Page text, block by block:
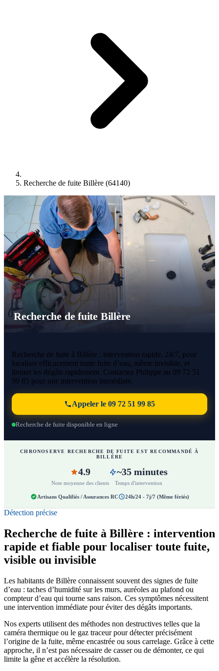
Recherche de fuite Billère (64140)
Recherche de fuite Billère
Recherche de fuite à Billère : intervention rapide, 24/7, pour
localiser efficacement toute fuite d’eau, même invisible, et
limiter les dégâts rapidement. Contactez Philippe au 09 72 51
99 85 pour une intervention immédiate.
Appeler le 09 72 51 99 85
Recherche de fuite disponible en ligne
CHRONOSERVE RECHERCHE DE FUITE EST RECOMMANDÉ À
BILLÈRE
4.9
Note moyenne des clients
~35 minutes
Temps d'intervention
Artisans Qualifiés / Assurances RC 24h/24 - 7j/7 (Même fériés)
Détection précise
Recherche de fuite à Billère : intervention
rapide et fiable pour localiser toute fuite,
visible ou invisible
Les habitants de Billère connaissent souvent des signes de fuite
d’eau : taches d’humidité sur les murs, auréoles au plafond ou
compteur d’eau qui tourne sans raison. Ces symptômes nécessitent
une intervention immédiate pour éviter des dégâts importants.
Nos experts utilisent des méthodes non destructives telles que la
caméra thermique ou le gaz traceur pour détecter précisément
l’origine de la fuite, même encastrée ou sous carrelage. Grâce à cette
approche, il n’est pas nécessaire de casser ou de démonter, ce qui
limite la gêne et accélère la résolution.